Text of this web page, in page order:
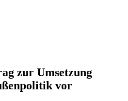
zur Umsetzung
vor